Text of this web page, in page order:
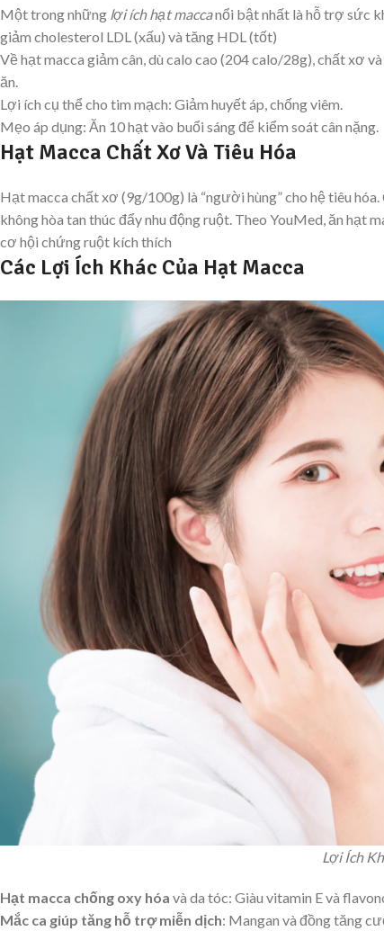
Một trong những lợi ích hạt maccanổi bật nhất là hỗ trợ sức
giảm cholesterol LDL (xấu) và tăng HDL (tốt)
Về hạt macca giảm cân, dù calo cao (204 calo/28g), chất xơ
ăn.
Lợi ích cụ thể cho tim mạch: Giảm huyết áp, chống viêm.
Mẹo áp dụng: Ăn 10 hạt vào buổi sáng để kiểm soát cân nặng.
Hạt Macca Chất Xơ Và Tiêu Hóa
Hạt macca chất xơ (9g/100g) là “người hùng” cho hệ tiêu
không hòa tan thúc đẩy nhu động ruột. Theo YouMed, ăn hạt
cơ hội chứng ruột kích thích
Các Lợi Ích Khác Của Hạt Macca
Lợi Ích
Hạt macca chống oxy hóa và da tóc: Giàu vitamin E và
Mắc ca giúp tăng hỗ trợ miễn dịch: Mangan và đồng tăng